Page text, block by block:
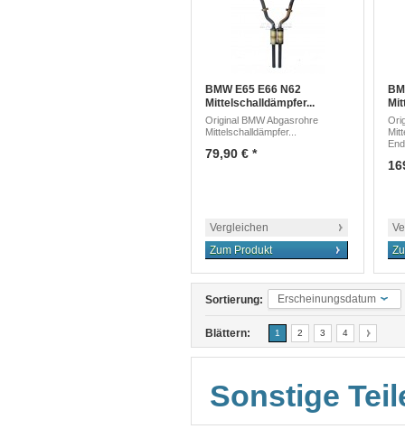
BMW E65 E66 N62
Mittelschalldämpfer...
Original BMW Abgasrohre
Mittelschalldämpfer...
79,90 € *
Vergleichen
Zum Produkt
Sortierung: Erscheinungsdatum
Blättern: 1 2 3 4
Sonstige